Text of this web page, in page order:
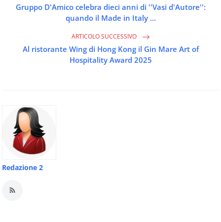
Gruppo D'Amico celebra dieci anni di ''Vasi d'Autore'':
quando il Made in Italy ...
ARTICOLO SUCCESSIVO
Al ristorante Wing di Hong Kong il Gin Mare Art of
Hospitality Award 2025
Redazione 2